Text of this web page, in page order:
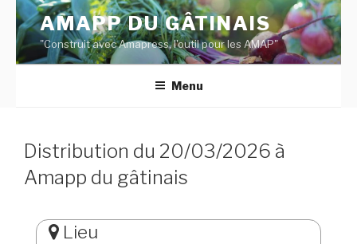
Aller
contenu
principal
AMAPP DU GÂTINAIS
"Construit avec Amapress, l'outil pour les AMAP"
Menu
Distribution du 20/03/2026 à
Amapp du gâtinais
Lieu